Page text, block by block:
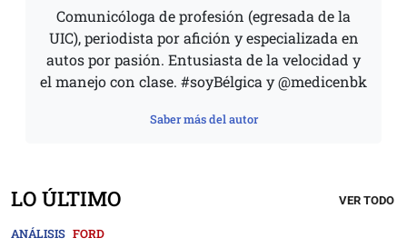
Comunicóloga de profesión (egresada de la
UIC), periodista por afición y especializada en
autos por pasión. Entusiasta de la velocidad y
el manejo con clase. #soyBélgica y @medicenbk
Saber más del autor
LO ÚLTIMO VER TODO
ANÁLISIS FORD